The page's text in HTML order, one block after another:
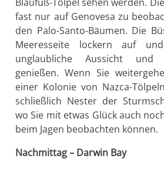
fast nur auf Genovesa zu
den Palo-Santo-Bäumen. Die
Meeresseite lockern auf
unglaubliche Aussicht und
genießen. Wenn Sie
einer Kolonie von Nazca-
schließlich Nester der
wo Sie mit etwas Glück auch
beim Jagen beobachten können.
Nachmittag – Darwin Bay